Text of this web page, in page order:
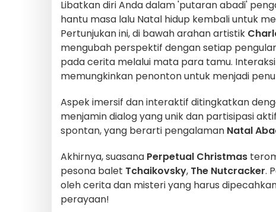
Libatkan diri Anda dalam 'putaran abadi'
hantu masa lalu Natal hidup kembali untuk
Pertunjukan ini, di bawah arahan artistik
mengubah perspektif dengan setiap
pada cerita melalui mata para tamu.
memungkinkan penonton untuk menjadi
Aspek imersif dan interaktif ditingkatkan
menjamin dialog yang unik dan partisipasi
spontan, yang berarti pengalaman Natal
Akhirnya, suasana Perpetual Christmas
pesona balet Tchaikovsky, The Nutcracker.
oleh cerita dan misteri yang harus
perayaan!